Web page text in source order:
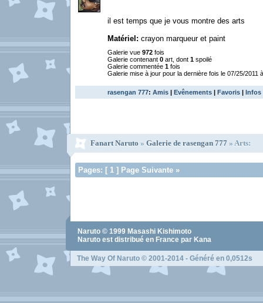
il est temps que je vous montre des arts
Matériel: crayon marqueur et paint
Galerie vue 972 fois
Galerie contenant 0 art, dont 1 spoilé
Galerie commentée 1 fois
Galerie mise à jour pour la dernière fois le 07/25/2011
rasengan 777: Amis | Evênements | Favoris | Infos
Fanart Naruto » Galerie de rasengan 777 » Arts:
Pages: [ 1 ] Page Suivante »
Naruto © 1999 Masashi Kishimoto
Naruto est distribué en France par Kana
The Way Of Naruto © 2001-2014 - Généré en 0,0512s